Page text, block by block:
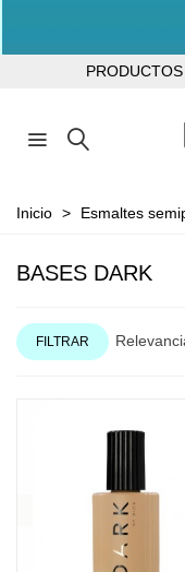
Inicio > Esmaltes
BASES DARK
FILTRAR